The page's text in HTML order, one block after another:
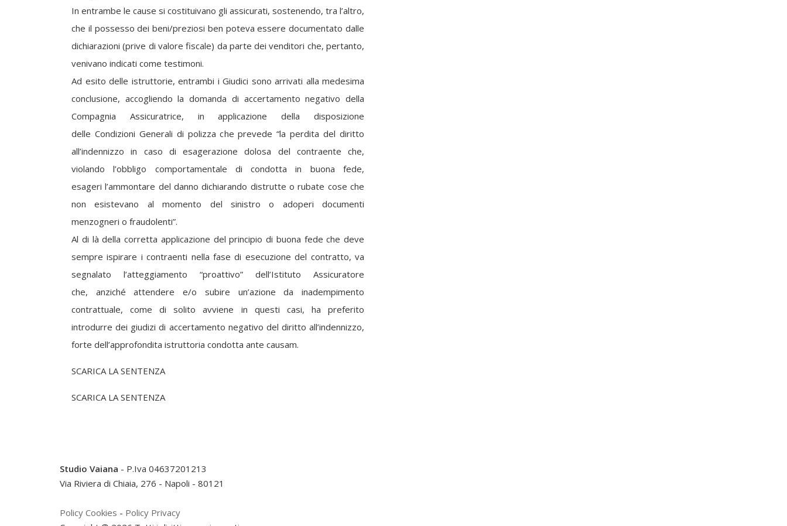
In entrambe le cause si costituivano gli assicurati, sostenendo, tra l’altro,
che il possesso dei beni/preziosi ben poteva essere documentato dalle
dichiarazioni (prive di valore fiscale) da parte dei venditori che, pertanto,
venivano indicati come testimoni.
Ad esito delle istruttorie, entrambi i Giudici sono arrivati alla medesima
conclusione, accogliendo la domanda di accertamento negativo della
Compagnia Assicuratrice, in applicazione della disposizione
delle Condizioni Generali di polizza che prevede “la perdita del diritto
all’indennizzo in caso di esagerazione dolosa del contraente che,
violando l’obbligo comportamentale di condotta in buona fede,
esageri l’ammontare del danno dichiarando distrutte o rubate cose che
non esistevano al momento del sinistro o adoperi documenti
menzogneri o fraudolenti”.
Al di là della corretta applicazione del principio di buona fede che deve
sempre ispirare i contraenti nella fase di esecuzione del contratto, va
segnalato l’atteggiamento “proattivo” dell’Istituto Assicuratore
che, anziché attendere e/o subire un’azione da inadempimento
contrattuale, come di solito avviene in questi casi, ha preferito
introdurre dei giudizi di accertamento negativo del diritto all’indennizzo,
forte dell’approfondita istruttoria condotta ante causam.
SCARICA LA SENTENZA
SCARICA LA SENTENZA
Studio Vaiana - P.Iva 04637201213
Via Riviera di Chiaia, 276 - Napoli - 80121
Policy Cookies - Policy Privacy